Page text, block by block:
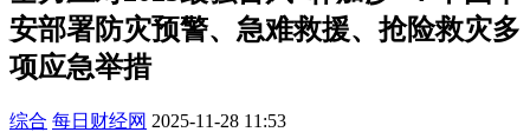
安部署防灾预警、急难救援、抢险救灾多
项应急举措
综合 每日财经网 2025-11-28 11:53